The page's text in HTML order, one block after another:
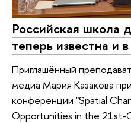
Российская школа
теперь известна и
Приглашённый
медиа Мария Казакова
конференции "Spatial
Opportunities in the 21st-